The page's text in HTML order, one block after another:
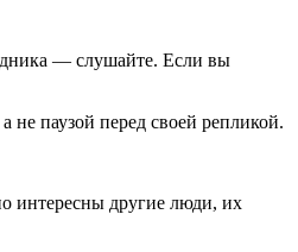
— слушайте. Если вы
не паузой перед своей репликой.
интересны другие люди, их